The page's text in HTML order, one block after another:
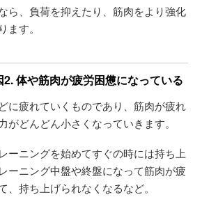
ら、負荷を抑えたり、筋肉をより強化
ます。
体や筋肉が疲労困憊になっている
に疲れていくものであり、筋肉が疲れ
がどんどん小さくなっていきます。
ーニングを始めてすぐの時には持ち上
ーニング中盤や終盤になって筋肉が疲
、持ち上げられなくなるなど。